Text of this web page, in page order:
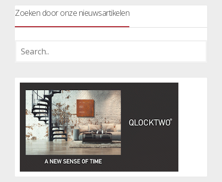
Zoeken door onze nieuwsartikelen